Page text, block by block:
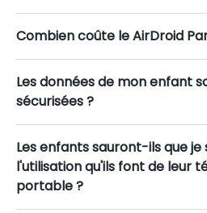
Combien coûte le AirDroid
Les données de mon enfant
sécurisées ?
Les enfants sauront-ils que je
l'utilisation qu'ils font de leur
portable ?